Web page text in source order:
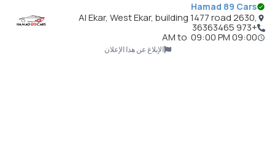
Hamad 89 Cars
Al Ekar, West Ekar, building 1477 road 2630,
Bahrain
+973 36363465
09:00 AM
to 09:00 PM
الإبلاغ عن هذا الإعلان